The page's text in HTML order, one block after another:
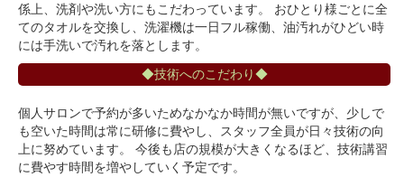
係上、洗剤や洗い方にもこだわっています。 おひとり様ごとに全
てのタオルを交換し、洗濯機は一日フル稼働、油汚れがひどい時
には手洗いで汚れを落とします。
◆技術へのこだわり◆
個人サロンで予約が多いためなかなか時間が無いですが、少しで
も空いた時間は常に研修に費やし、スタッフ全員が日々技術の向
上に努めています。 今後も店の規模が大きくなるほど、技術講習
に費やす時間を増やしていく予定です。